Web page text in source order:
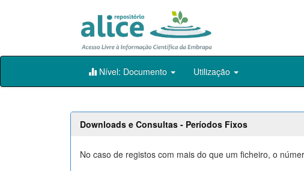
Skip
Nível: Documento Utilização
Downloads e Consultas - Períodos Fixos
No caso de registos com mais do que um ficheiro, o